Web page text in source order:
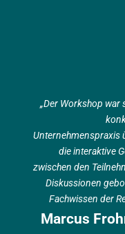
„Der Workshop war
Unternehmenspraxis
die interaktive
zwischen den
Diskussionen
Fachwissen der
Marcus